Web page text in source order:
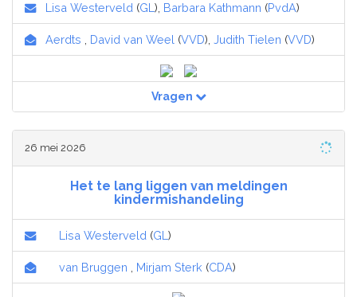
Lisa Westerveld (GL ), Barbara Kathmann (PvdA)
Aerdts David van Weel (VVD), Judith Tielen (VVD)
Vragen
26 mei 2026
Het te lang liggen van meldingen
kindermishandeling
Lisa Westerveld (GL )
van Bruggen Mirjam Sterk (CDA)